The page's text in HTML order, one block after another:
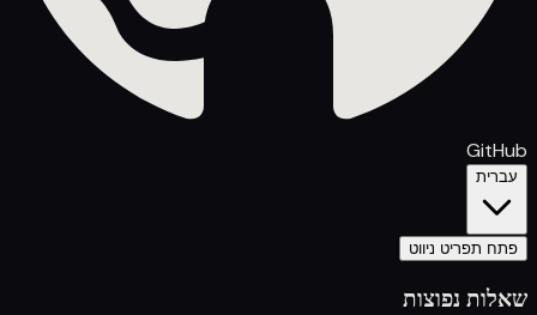
GitHub
עברית
פתח תפריט ניווט
שאלות נפוצות